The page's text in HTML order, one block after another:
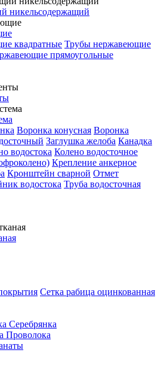
никельсодержащий
квадратные Трубы нержавеющие
прямоугольные
Воронка конусная Воронка
Заглушка желоба Канадка
водостока Колено водосточное
Крепление анкерное
Кронштейн сварной Отмет
водостока Труба водосточная
Сетка рабица оцинкованная
Серебрянка
Проволока